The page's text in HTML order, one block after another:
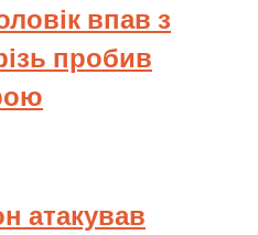
впав з
пробив
атакував